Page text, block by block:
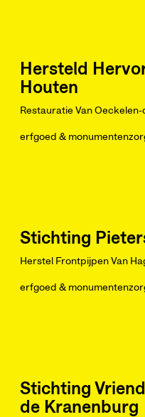
Hersteld
Houten
Restauratie Van
erfgoed &
Stichting
Herstel Frontpijpen Van
erfgoed &
Stichting
de Kranenburg